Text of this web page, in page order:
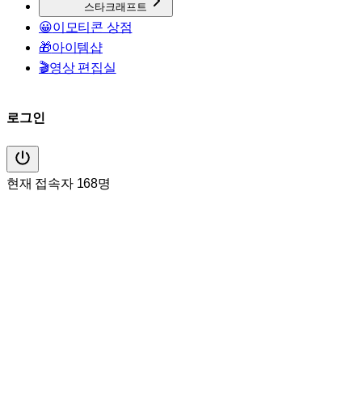
스타크래프트
😀이모티콘 상점
🎁아이템샵
🎬영상 편집실
로그인
현재 접속자 168명